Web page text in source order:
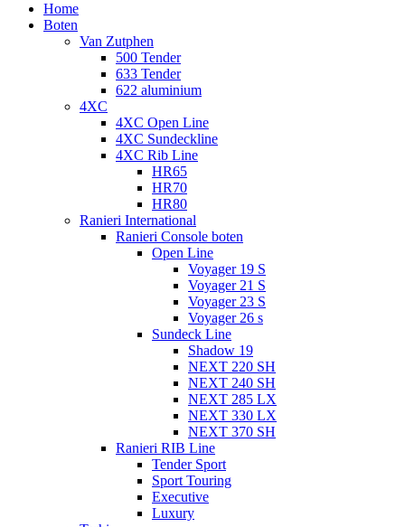
Home
Boten
Van Zutphen
500 Tender
633 Tender
622 aluminium
4XC
4XC Open Line
4XC Sundeckline
4XC Rib Line
HR65
HR70
HR80
Ranieri International
Ranieri Console boten
Open Line
Voyager 19 S
Voyager 21 S
Voyager 23 S
Voyager 26 s
Sundeck Line
Shadow 19
NEXT 220 SH
NEXT 240 SH
NEXT 285 LX
NEXT 330 LX
NEXT 370 SH
Ranieri RIB Line
Tender Sport
Sport Touring
Executive
Luxury